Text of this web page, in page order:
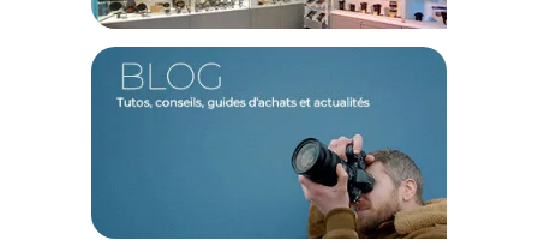
Bluetooth : v 5.1
Capacité de la batterie : 1500mAh
Autonomie : jusqu'à 300 heures (sans rétroéclairage)
Autonomie : jusqu'à 40 heures (avec rétroéclairage au
Distance de fonctionnement Bluetooth : jusqu'à 10 mètres